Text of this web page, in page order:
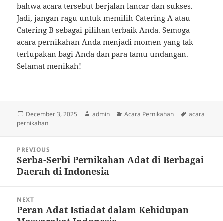
bahwa acara tersebut berjalan lancar dan sukses.
Jadi, jangan ragu untuk memilih Catering A atau
Catering B sebagai pilihan terbaik Anda. Semoga
acara pernikahan Anda menjadi momen yang tak
terlupakan bagi Anda dan para tamu undangan.
Selamat menikah!
Posted
on
December 3, 2025 Author
admin Categories
Acara Pernikahan Tags
acara
pernikahan
navigation
PREVIOUS
Previous
post:
Serba-Serbi Pernikahan Adat di Berbagai
Daerah di Indonesia
NEXT
Next
Peran Adat Istiadat dalam Kehidupan